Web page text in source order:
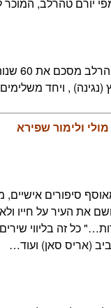
טהרלב, המוכר לכולנו
(נגינה) , ויחד
ולימור שפירא
סיפורים אישיים,
את העיר על חייו
כל זה בליווי
(אריס סאן) ועוד…